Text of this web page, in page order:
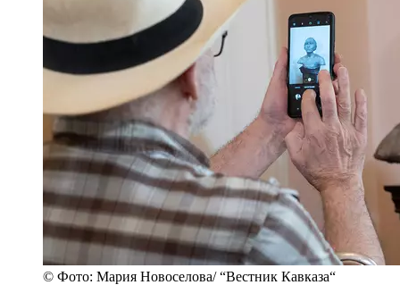
© Фото: Мария Новоселова/ “Вестник Кавказа“